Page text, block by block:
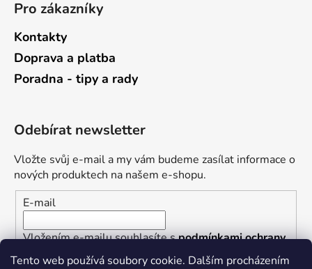
Tento web používá soubory cookie. Dalším procházením
Pro zákazníky
Kontakty
Doprava a platba
Poradna - tipy a rady
Odebírat newsletter
Vložte svůj e-mail a my vám budeme zasílat informace o
nových produktech na našem e-shopu.
E-mail
Vložením e-mailu souhlasíte spodmínkami ochrany
osobních údajů